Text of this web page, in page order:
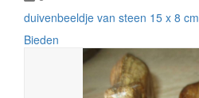
duivenbeeldje van steen 15 x 8 cm
Bieden